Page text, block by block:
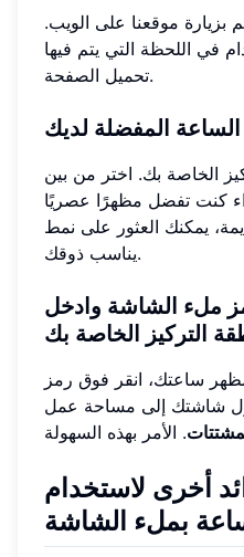
بزيارة موقعنا على الويب.
في اللحظة التي يتم فيها
تحميل الصفحة.
الخاصة بك. اختر من بين
كنت تفضل مظهرًا عصريًا
يمكنك العثور على نمط
يناسب ذوقك.
رمز ملء الشاشة وادخل
التركيز الخاصة بك
ساعتك، انقر فوق رمز
شاشتك إلى مساحة عمل
أخرى لاستخدام
بملء الشاشة